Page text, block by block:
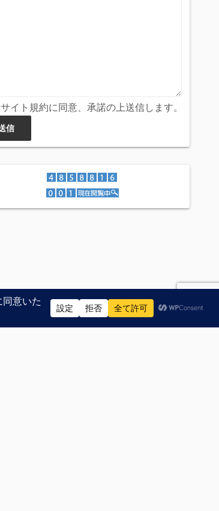
サイト規約に同意、承諾の上送信します。